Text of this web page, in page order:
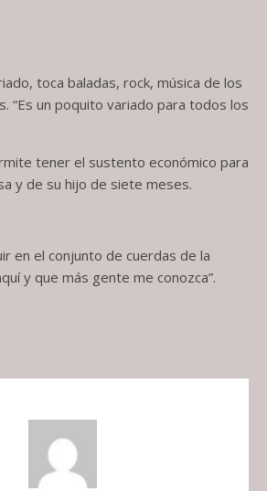
toca baladas, rock, música de los
“Es un poquito variado para todos los
tener el sustento económico para
y de su hijo de siete meses.
en el conjunto de cuerdas de la
y que más gente me conozca”.